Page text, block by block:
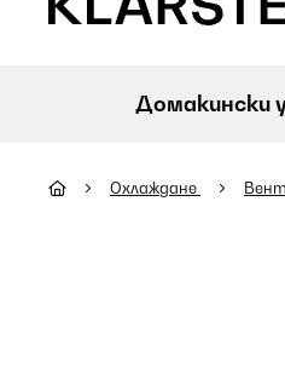
Домакински
Охлаждане